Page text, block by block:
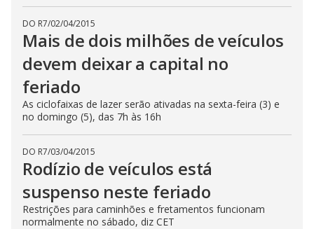
DO R7/02/04/2015
Mais de dois milhões de veículos
devem deixar a capital no
feriado
As ciclofaixas de lazer serão ativadas na sexta-feira (3) e
no domingo (5), das 7h às 16h
DO R7/03/04/2015
Rodízio de veículos está
suspenso neste feriado
Restrições para caminhões e fretamentos funcionam
normalmente no sábado, diz CET